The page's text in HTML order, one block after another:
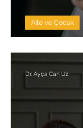
Aile ve Çocuk
Dr. Ayça Can Uz